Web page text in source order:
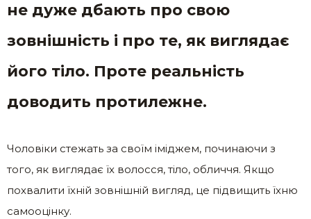
не дуже дбають про свою
зовнішність і про те, як виглядає
його тіло. Проте реальність
доводить протилежне.
Чоловіки стежать за своїм іміджем, починаючи з
того, як виглядає їх волосся, тіло, обличчя. Якщо
похвалити їхній зовнішній вигляд, це підвищить їхню
самооцінку.